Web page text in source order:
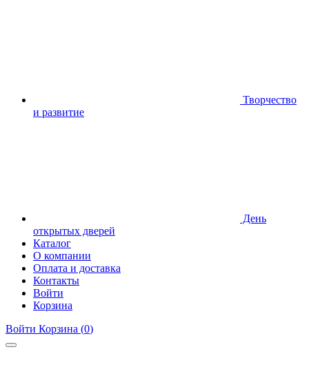
Творчество
и развитие
День
открытых дверей
Каталог
О компании
Оплата и доставка
Контакты
Войти
Корзина
Войти Корзина (0)